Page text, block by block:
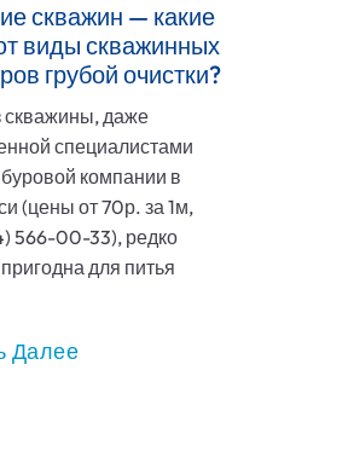
скважин — какие
виды скважинных
грубой очистки?
скважины, даже
специалистами
компании в
(цены от 70р. за 1м,
566-00-33), редко
для питья
Далее